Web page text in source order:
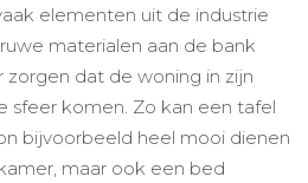
elementen uit de industrie
materialen aan de bank
dat de woning in zijn
sfeer komen. Zo kan een tafel
bijvoorbeeld heel mooi dienen
maar ook een bed